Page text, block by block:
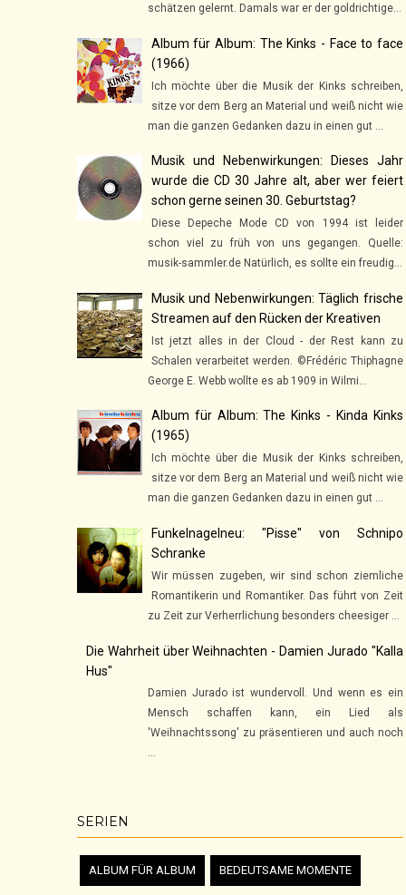
schätzen gelernt. Damals war er der goldrichtige...
Album für Album: The Kinks - Face to face
(1966)
Ich möchte über die Musik der Kinks schreiben,
sitze vor dem Berg an Material und weiß nicht wie
man die ganzen Gedanken dazu in einen gut ...
Musik und Nebenwirkungen: Dieses Jahr
wurde die CD 30 Jahre alt, aber wer feiert
schon gerne seinen 30. Geburtstag?
Diese Depeche Mode CD von 1994 ist leider
schon viel zu früh von uns gegangen. Quelle:
musik-sammler.de Natürlich, es sollte ein freudig...
Musik und Nebenwirkungen: Täglich frische
Streamen auf den Rücken der Kreativen
Ist jetzt alles in der Cloud - der Rest kann zu
Schalen verarbeitet werden. ©Frédéric Thiphagne
George E. Webb wollte es ab 1909 in Wilmi...
Album für Album: The Kinks - Kinda Kinks
(1965)
Ich möchte über die Musik der Kinks schreiben,
sitze vor dem Berg an Material und weiß nicht wie
man die ganzen Gedanken dazu in einen gut ...
Funkelnagelneu: "Pisse" von Schnipo
Schranke
Wir müssen zugeben, wir sind schon ziemliche
Romantikerin und Romantiker. Das führt von Zeit
zu Zeit zur Verherrlichung besonders cheesiger ...
Die Wahrheit über Weihnachten - Damien Jurado "Kalla
Hus"
Damien Jurado ist wundervoll. Und wenn es ein
Mensch schaffen kann, ein Lied als
'Weihnachtssong' zu präsentieren und auch noch
...
SERIEN
ALBUM FÜR ALBUM BEDEUTSAME MOMENTE